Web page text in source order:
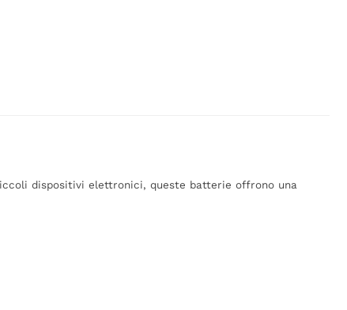
dispositivi elettronici, queste batterie offrono una